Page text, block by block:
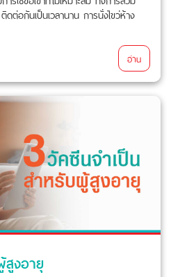
ต่อกันเป็นเวลานาน การนั่งไขว่ห้าง
อ่าน
สูงอายุ